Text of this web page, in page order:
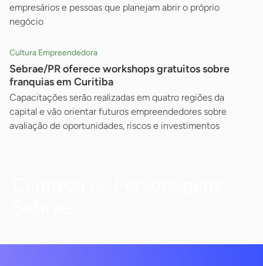
empresários e pessoas que planejam abrir o próprio
negócio
Cultura Empreendedora
Sebrae/PR oferece workshops gratuitos sobre
franquias em Curitiba
Capacitações serão realizadas em quatro regiões da
capital e vão orientar futuros empreendedores sobre
avaliação de oportunidades, riscos e investimentos